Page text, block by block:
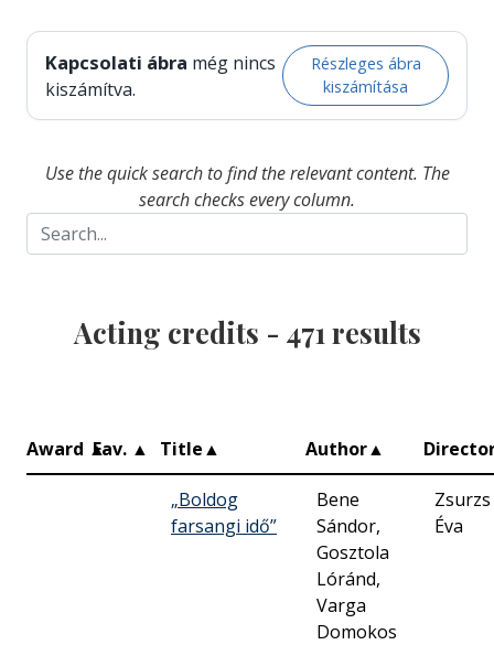
Kapcsolati ábra még nincs
kiszámítva.
Részleges ábra
kiszámítása
Use the quick search to find the relevant content. The
search checks every column.
Acting credits - 471 results
Award ▲
Fav. ▲ Title▲ Author▲
„Boldog
farsangi idő”
Bene
Sándor,
Gosztola
Lóránd,
Varga
Domokos
Zsurzs
Éva